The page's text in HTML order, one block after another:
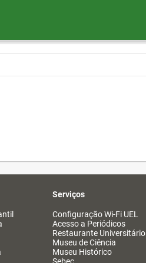
Serviços
Configuração Wi-Fi UEL
Acesso a Periódicos
Restaurante Universitário
Museu de Ciência
Museu Histórico